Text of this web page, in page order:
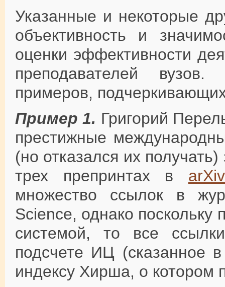
Указанные и некоторые
объективность и
оценки эффективности
преподавателей
примеров,
Пример 1. Григорий
престижные
(но отказался их
трех препринтах в
множество ссылок в
Science, однако поскольку
системой, то все
подсчете ИЦ (сказанное
индексу Хирша, о котором